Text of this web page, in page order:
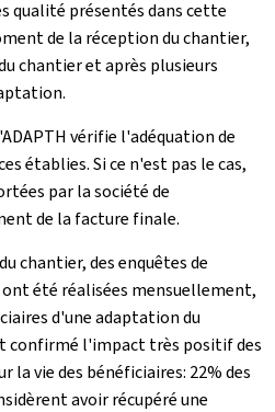
qualité présentés dans cette
de la réception du chantier,
chantier et après plusieurs
vérifie l'adéquation de
établies. Si ce n'est pas le cas,
par la société de
de la facture finale.
chantier, des enquêtes de
été réalisées mensuellement,
d'une adaptation du
confirmé l'impact très positif des
vie des bénéficiaires: 22% des
avoir récupéré une